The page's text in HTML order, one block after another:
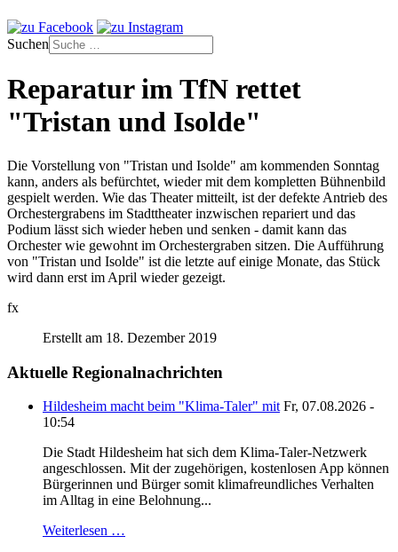
Suchen
Reparatur im TfN rettet
"Tristan und Isolde"
Die Vorstellung von "Tristan und Isolde" am kommenden Sonntag
kann, anders als befürchtet, wieder mit dem kompletten Bühnenbild
gespielt werden. Wie das Theater mitteilt, ist der defekte Antrieb des
Orchestergrabens im Stadttheater inzwischen repariert und das
Podium lässt sich wieder heben und senken - damit kann das
Orchester wie gewohnt im Orchestergraben sitzen. Die Aufführung
von "Tristan und Isolde" ist die letzte auf einige Monate, das Stück
wird dann erst im April wieder gezeigt.
fx
Erstellt am 18. Dezember 2019
Aktuelle Regionalnachrichten
Hildesheim macht beim "Klima-Taler" mit Fr, 07.08.2026 -
10:54
Die Stadt Hildesheim hat sich dem Klima-Taler-Netzwerk
angeschlossen. Mit der zugehörigen, kostenlosen App können
Bürgerinnen und Bürger somit klimafreundliches Verhalten
im Alltag in eine Belohnung...
Weiterlesen …